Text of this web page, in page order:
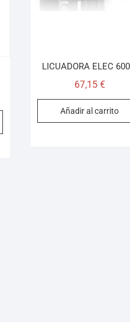
LICUADORA ELEC
67,15 €
Añadir al carrito